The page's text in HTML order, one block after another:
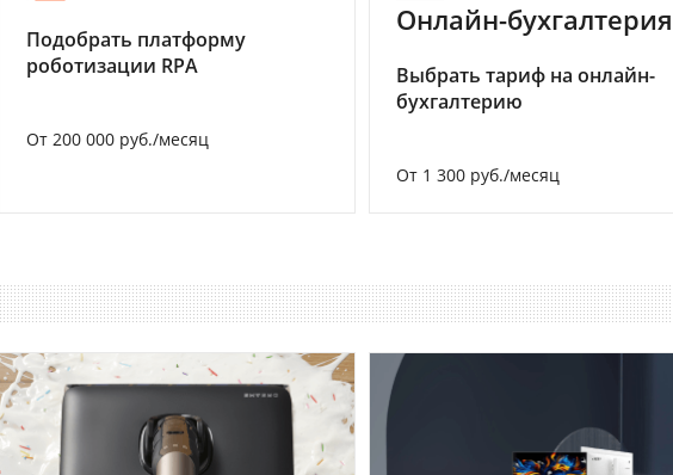
Подобрать платформу
роботизации RPA
От 200 000 руб./месяц
Онлайн-бухгалтерия
Выбрать тариф на онлайн-
бухгалтерию
От 1 300 руб./месяц